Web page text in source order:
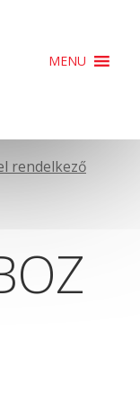
MENU
rendelkező